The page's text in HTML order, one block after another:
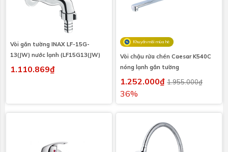
Vòi gắn tường INAX LF-15G-
13(JW) nước lạnh (LF15G13(JW)
1.110.869₫
Khuyến mãi mùa hè
Vòi chậu rửa chén Caesar K540C
nóng lạnh gắn tường
1.252.000₫ 1.955.000₫
36%